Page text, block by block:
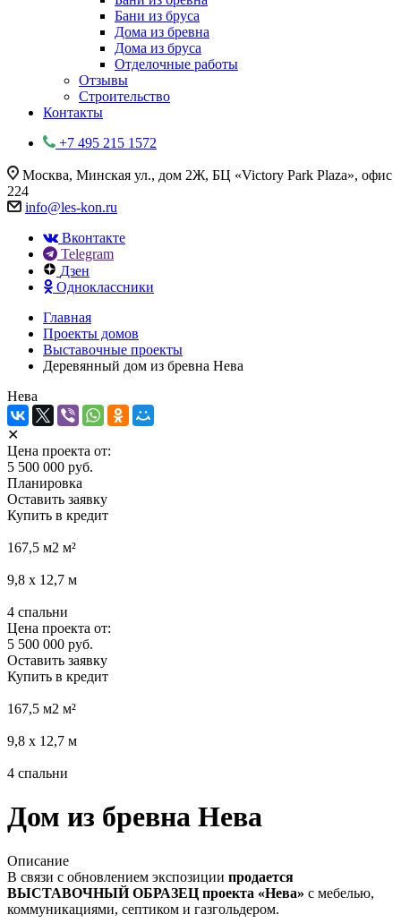
Бани из бруса
Дома из бревна
Дома из бруса
Отделочные работы
Отзывы
Строительство
Контакты
+7 495 215 1572
Москва, Минская ул., дом 2Ж, БЦ «Victory Park Plaza», офис
224
info@les-kon.ru
Вконтакте
Telegram
Дзен
Одноклассники
Главная
Проекты домов
Выставочные проекты
Деревянный дом из бревна Нева
Нева
✕
Цена проекта от:
5 500 000 руб.
Планировка
Оставить заявку
Купить в кредит
167,5 м2 м²
9,8 х 12,7 м
4 спальни
Цена проекта от:
5 500 000 руб.
Оставить заявку
Купить в кредит
167,5 м2 м²
9,8 х 12,7 м
4 спальни
Дом из бревна Нева
Описание
В связи с обновлением экспозиции продается
ВЫСТАВОЧНЫЙ ОБРАЗЕЦ проекта «Нева» с мебелью,
коммуникациями, септиком и газгольдером.